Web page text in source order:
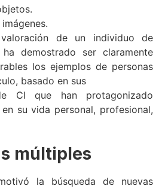
de un individuo de
demostrado ser claramente
los ejemplos de personas
basado en sus
CI que han protagonizado
su vida personal, profesional,
múltiples
la búsqueda de nuevas